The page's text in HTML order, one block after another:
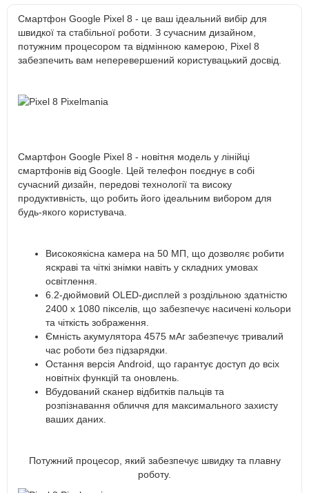
Смартфон Google Pixel 8 - це ваш ідеальний вибір для
швидкої та стабільної роботи. З сучасним дизайном,
потужним процесором та відмінною камерою, Pixel 8
забезпечить вам неперевершений користувацький досвід.
Смартфон Google Pixel 8 - новітня модель у лінійці
смартфонів від Google. Цей телефон поєднує в собі
сучасний дизайн, передові технології та високу
продуктивність, що робить його ідеальним вибором для
будь-якого користувача.
Високоякісна камера на 50 МП, що дозволяє робити
яскраві та чіткі знімки навіть у складних умовах
освітлення.
6.2-дюймовий OLED-дисплей з роздільною здатністю
2400 x 1080 пікселів, що забезпечує насичені кольори
та чіткість зображення.
Ємність акумулятора 4575 мАг забезпечує тривалий
час роботи без підзарядки.
Остання версія Android, що гарантує доступ до всіх
новітніх функцій та оновлень.
Вбудований сканер відбитків пальців та
розпізнавання обличчя для максимального захисту
ваших даних.
Потужний процесор, який забезпечує швидку та плавну
роботу.